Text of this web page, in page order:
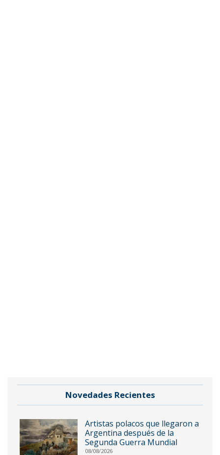
Novedades Recientes
Artistas polacos que llegaron a
Argentina después de la
Segunda Guerra Mundial
08/08/2026